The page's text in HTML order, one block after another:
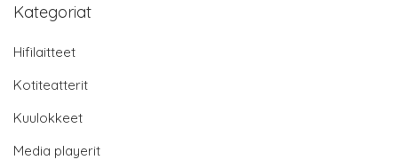
Kategoriat
Hifilaitteet
Kotiteatterit
Kuulokkeet
Media playerit